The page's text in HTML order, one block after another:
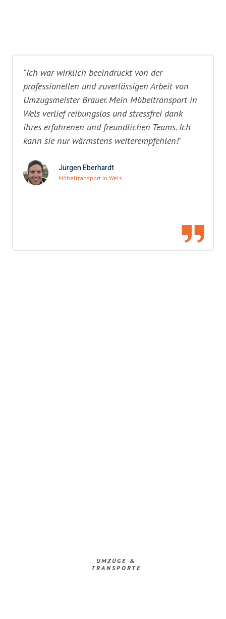
"Ich war wirklich beeindruckt von der
professionellen und zuverlässigen Arbeit von
Umzugsmeister Brauer. Mein Möbeltransport in
Wels verlief reibungslos und stressfrei dank
ihres erfahrenen und freundlichen Teams. Ich
kann sie nur wärmstens weiterempfehlen!"
Jürgen Eberhardt
Möbeltransport in Wels
UMZÜGE &
TRANSPORTE